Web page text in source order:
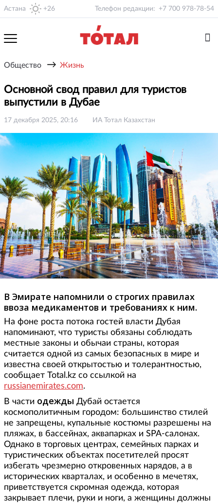
Астана +26 Телефон редакции: +7 700 978-78-54
Общество → Жизнь
Основной свод правил для туристов
выпустили в Дубае
17 декабря 2025, 20:16 ИА Тотал Казахстан
В Эмирате напомнили о строгих правилах
ввоза медикаментов и требованиях к ним.
На фоне роста потока гостей власти Дубая
напоминают, что туристы обязаны соблюдать
местные законы и обычаи страны, которая
считается одной из самых безопасных в мире и
известна своей открытостью и толерантностью,
сообщает Total.kz со ссылкой на
russianemirates.com.
В части одежды Дубай остается
космополитичным городом: большинство стилей
не запрещены, купальные костюмы разрешены на
пляжах, в бассейнах, аквапарках и SPA-салонах.
Однако в торговых центрах, семейных парках и
туристических объектах посетителей просят
избегать чрезмерно откровенных нарядов, а в
исторических кварталах, и особенно в мечетях,
приветствуется скромная одежда, которая
закрывает плечи, руки и ноги, а женщины должны